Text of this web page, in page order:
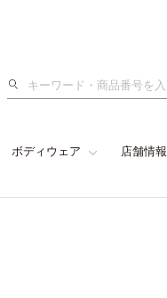
検
ボディウェア 店舗情報